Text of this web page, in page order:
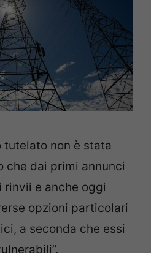
non è stata
che dai primi annunci
e anche oggi
opzioni particolari
a seconda che essi